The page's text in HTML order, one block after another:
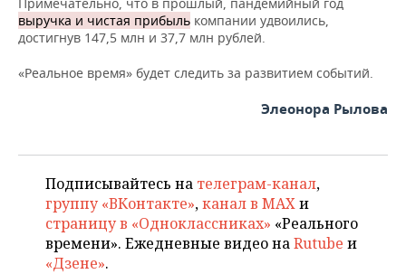
выручка и чистая прибыль компании удвоились,
достигнув 147,5 млн и 37,7 млн рублей.
«Реальное время» будет следить за развитием событий.
Элеонора Рылова
Подписывайтесь на телеграм-канал,
группу «ВКонтакте»,канал в MAXи
страницу в «Одноклассниках» «Реального
времени». Ежедневные видео наRutube и
«Дзене».